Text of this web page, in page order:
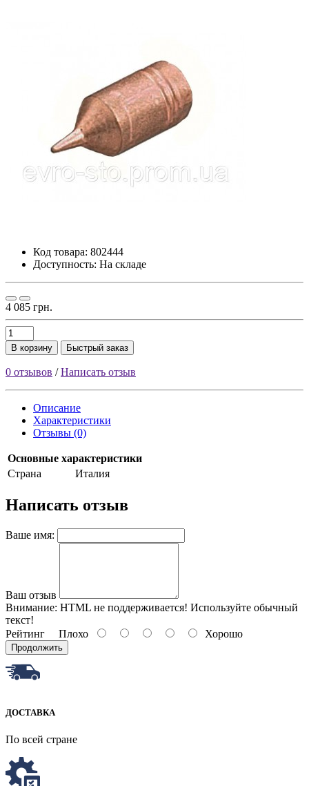
Код товара: 802444
Доступность: На складе
4 085 грн.
В корзину Быстрый заказ
0 отзывов /Написать отзыв
Описание
Характеристики
Отзывы (0)
Основные характеристики
Страна
Италия
Написать отзыв
Ваше имя:
Ваш отзыв
Внимание: HTML не поддерживается! Используйте обычный
текст!
Рейтинг Плохо Хорошо
Продолжить
ДОСТАВКА
По всей стране